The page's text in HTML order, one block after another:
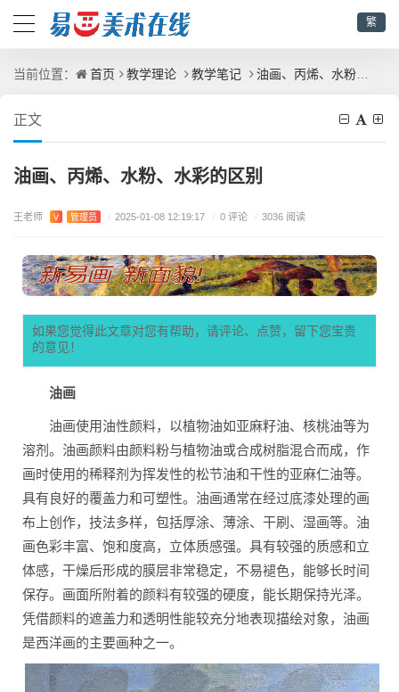
繁
当前位置： 首页 教学理论 教学笔记 油画、丙烯、水粉、水彩的区别
正文
油画、丙烯、水粉、水彩的区别
王老师 V 管理员 / 2025-01-08 12:19:17 / 0 评论 / 3036 阅读
如果您觉得此文章对您有帮助，请评论、点赞，留下您宝贵
的意见！
油画
油画使用油性颜料，以植物油如亚麻籽油、核桃油等为
溶剂。油画颜料由颜料粉与植物油或合成树脂混合而成，作
画时使用的稀释剂为挥发性的松节油和干性的亚麻仁油等。
具有良好的覆盖力和可塑性。油画通常在经过底漆处理的画
布上创作，技法多样，包括厚涂、薄涂、干刷、湿画等。油
画色彩丰富、饱和度高，立体质感强。具有较强的质感和立
体感，干燥后形成的膜层非常稳定，不易褪色，能够长时间
保存。画面所附着的颜料有较强的硬度，能长期保持光泽。
凭借颜料的遮盖力和透明性能较充分地表现描绘对象，油画
是西洋画的主要画种之一。